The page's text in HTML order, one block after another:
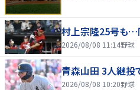
村上宗隆25号も…
2026/08/08 11:14野球
青森山田 3人継投
2026/08/08 10:20野球